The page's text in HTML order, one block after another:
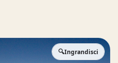
🔍Ingrandisci